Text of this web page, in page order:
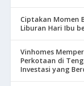
Ciptakan Momen
Liburan Hari Ibu
Vinhomes
Perkotaan di
Investasi yang